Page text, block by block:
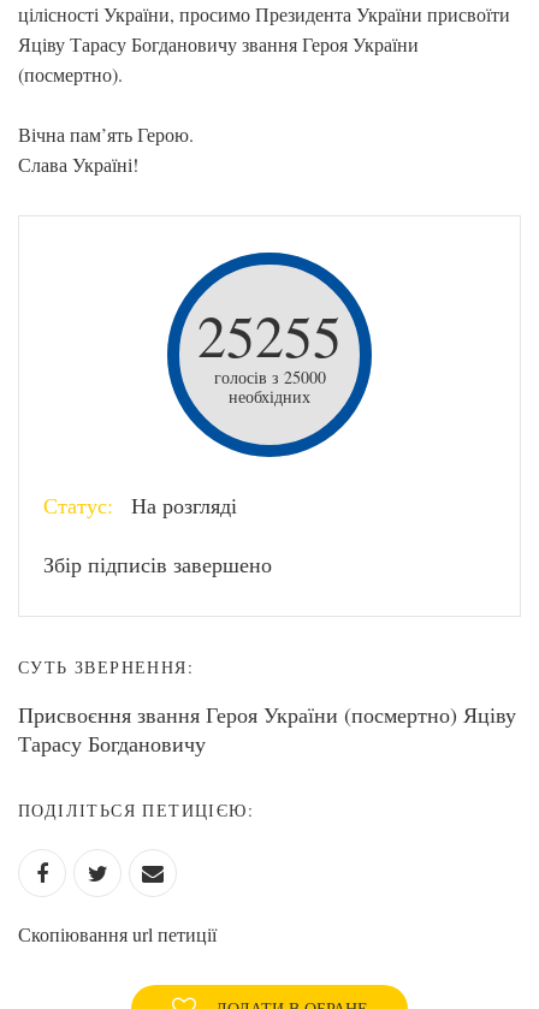
цілісності України, просимо Президента України присвоїти
Яціву Тарасу Богдановичу звання Героя України
(посмертно).
Вічна пам’ять Герою.
Слава Україні!
25255
голосів з 25000
необхідних
Статус: На розгляді
Збір підписів завершено
СУТЬ ЗВЕРНЕННЯ:
Присвоєння звання Героя України (посмертно) Яціву
Тарасу Богдановичу
ПОДІЛІТЬСЯ ПЕТИЦІЄЮ:
Скопіювання url петиції